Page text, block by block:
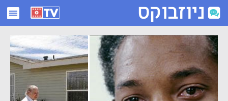
5 טעויות גדולות שעלו ביוקר - ניוזבוקס